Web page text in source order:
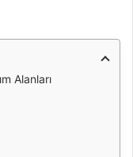
Alanları